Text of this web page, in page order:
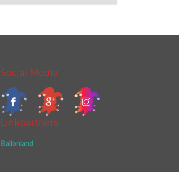
Social Media
Linkpartners
Ballonland